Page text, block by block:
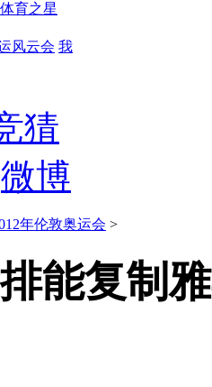
体育之星
风云会 我
猜
微博
年伦敦奥运会 >
能复制